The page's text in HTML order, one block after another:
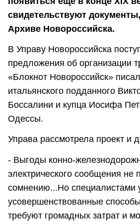
свидетельствуют
Архиве Новороссийска.
В Управу Новороссийска
предложения об организации
«Блокнот Новороссийск»
итальянского подданного
Боссалини и купца Иосифа
Одессы.
Управа рассмотрела проект и
- Выгоды конно-
электрического сообщения не
сомнению...Но специалистами
усовершенствованные
требуют громадных затрат и